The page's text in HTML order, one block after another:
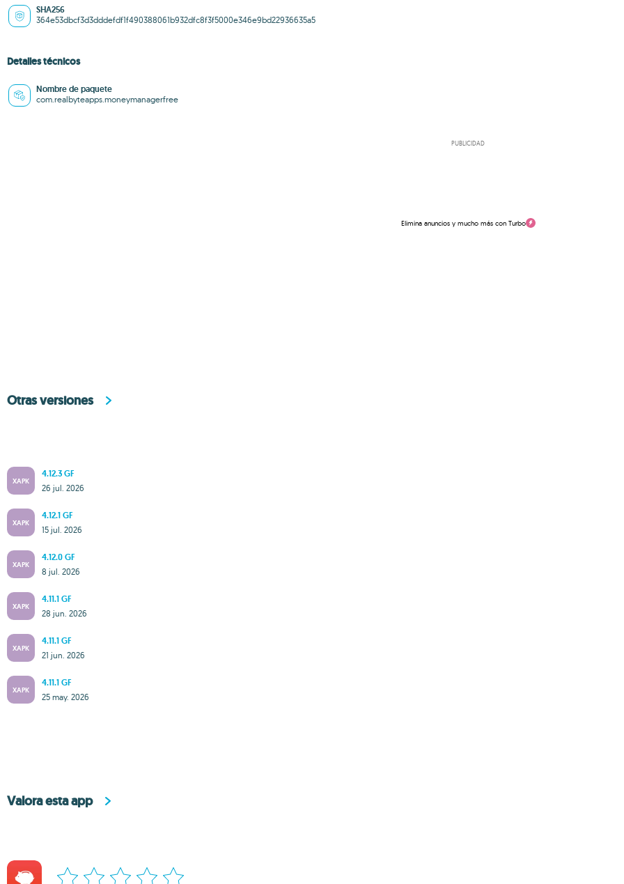
SHA256
364e53dbcf3d3dddefdf1f490388061b932dfc8f3f5000e346e9bd22936635a5
Detalles técnicos
Nombre de paquete
com.realbyteapps.moneymanagerfree
PUBLICIDAD
Elimina anuncios y mucho más con Turbo
Otras versiones
XAPK
4.12.3 GF
26 jul. 2026
XAPK
4.12.1 GF
15 jul. 2026
XAPK
4.12.0 GF
8 jul. 2026
XAPK
4.11.1 GF
28 jun. 2026
XAPK
4.11.1 GF
21 jun. 2026
XAPK
4.11.1 GF
25 may. 2026
Valora esta app